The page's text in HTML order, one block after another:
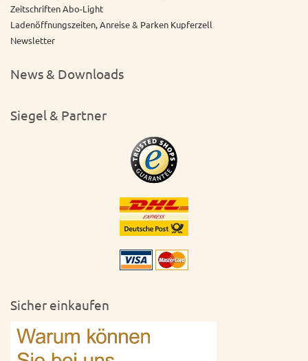
Zeitschriften Abo-Light
Ladenöffnungszeiten, Anreise & Parken Kupferzell
Newsletter
News & Downloads
Siegel & Partner
Sicher einkaufen